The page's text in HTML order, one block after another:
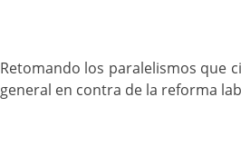
Retomando los paralelismos que
general en contra de la reforma